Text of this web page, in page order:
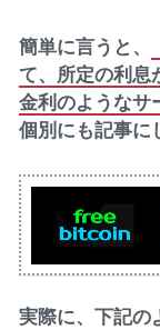
簡単に言うと、
て、所定の利息
金利のようなサ
個別にも記事に
実際に、下記の